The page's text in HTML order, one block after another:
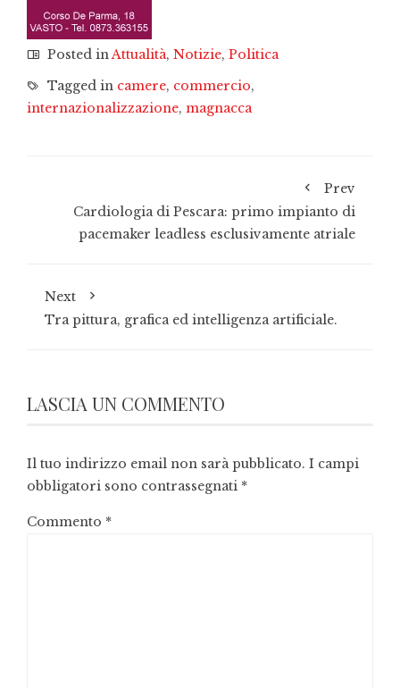
Posted inAttualità, Notizie, Politica
Tagged in camere, commercio,
internazionalizzazione, magnacca
Prev
Cardiologia di Pescara: primo impianto di
pacemaker leadless esclusivamente atriale
Next
Tra pittura, grafica ed intelligenza artificiale.
LASCIA UN COMMENTO
Il tuo indirizzo email non sarà pubblicato. I campi
obbligatori sono contrassegnati *
Commento *